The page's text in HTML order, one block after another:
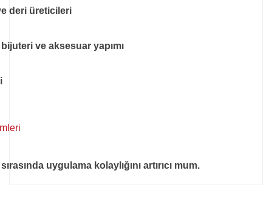
deri üreticileri
ve aksesuar yapımı
uygulama kolaylığını artırıcı mum.